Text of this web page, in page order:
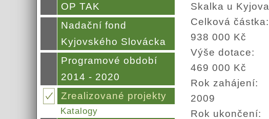
OP TAK
Nadační fond
Kyjovského Slovácka
Programové období
2014 - 2020
Zrealizované projekty
Katalogy
Skalka u Kyjova
Celková částka:
938 000 Kč
Výše dotace:
469 000 Kč
Rok zahájení:
2009
Rok ukončení: